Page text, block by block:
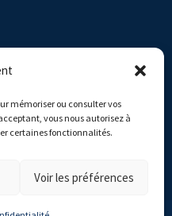
mémoriser ou consulter vos
vous nous autorisez à
certaines fonctionnalités.
Voir les préférences